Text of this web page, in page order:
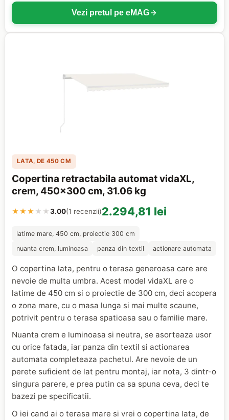
Vezi pretul pe eMAG
LATA, DE 450 CM
Copertina retractabila automat vidaXL,
crem, 450x300 cm, 31.06 kg
★★★ ★★3.00(1 recenzii)2.294,81 lei
latime mare, 450 cm, proiectie 300 cm
nuanta crem, luminoasa
panza din textil actionare automata
O copertina lata, pentru o terasa generoasa care are
nevoie de multa umbra. Acest model vidaXL are o
latime de 450 cm si o proiectie de 300 cm, deci acopera
o zona mare, cu o masa lunga si mai multe scaune,
potrivit pentru o terasa spatioasa sau o familie mare.
Nuanta crem e luminoasa si neutra, se asorteaza usor
cu orice fatada, iar panza din textil si actionarea
automata completeaza pachetul. Are nevoie de un
perete suficient de lat pentru montaj, iar nota, 3 dintr-o
singura parere, e prea putin ca sa spuna ceva, deci te
bazezi pe specificatii.
O iei cand ai o terasa mare si vrei o copertina lata, de